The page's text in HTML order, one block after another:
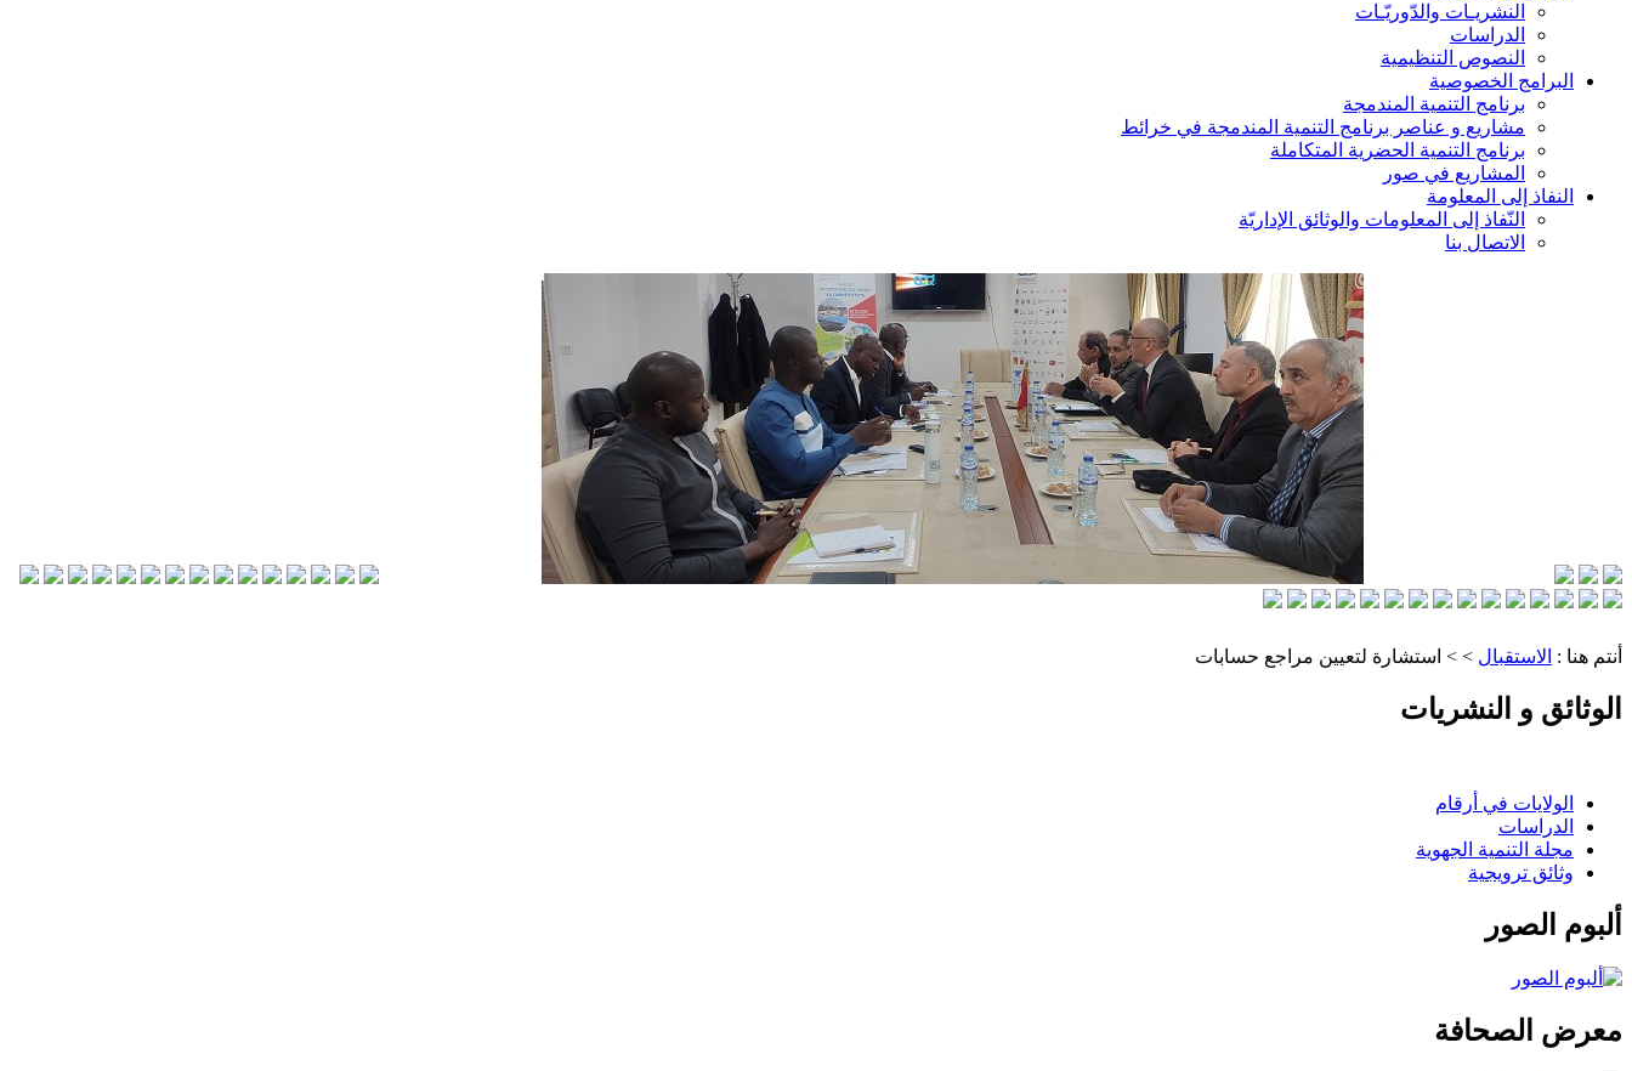
النشريـات والدّوريّـات
الدراسات
النصوص التنظيمية
البرامج الخصوصية
برنامج التنمية المندمجة
مشاريع و عناصر برنامج التنمية المندمجة في خرائط
برنامج التنمية الحضرية المتكاملة
المشاريع في صور
النفاذ إلى المعلومة
النّفاذ إلى المعلومات والوثائق الإداريّة
الاتصال بنا
أنتم هنا : الاستقبال > > استشارة لتعيين مراجع حسابات
الوثائق و النشريات
الولايات في أرقام
الدراسات
مجلة التنمية الجهوية
وثائق ترويجية
ألبوم الصور
معرض الصحافة